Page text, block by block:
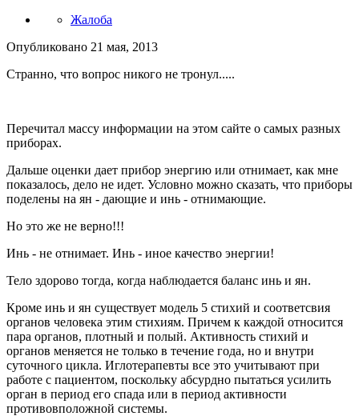
Жалоба
Опубликовано 21 мая, 2013
Странно, что вопрос никого не тронул.....
Перечитал массу информации на этом сайте о самых разных
приборах.
Дальше оценки дает прибор энергию или отнимает, как мне
показалось, дело не идет. Условно можно сказать, что приборы
поделены на ян - дающие и инь - отнимающие.
Но это же не верно!!!
Инь - не отнимает. Инь - иное качество энергии!
Тело здорово тогда, когда наблюдается баланс инь и ян.
Кроме инь и ян существует модель 5 стихий и соответсвия
органов человека этим стихиям. Причем к каждой относится
пара органов, плотный и полый. Активность стихий и
органов меняется не только в течение года, но и внутри
суточного цикла. Иглотерапевты все это учитывают при
работе с пациентом, поскольку абсурдно пытаться усилить
орган в период его спада или в период активности
противовположной системы.